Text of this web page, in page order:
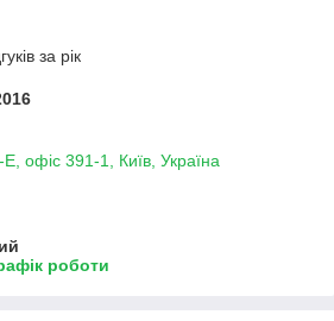
за рік
офіс 391-1, Київ, Україна
роботи